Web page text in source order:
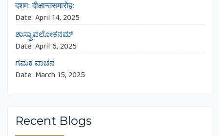
दशमः दीक्षान्तसमारोहः
Date: April 14, 2025
ಶಾಸ್ತ್ರಾವಲೋಕನಮ್
Date: April 6, 2025
ಗಮಕ ವಾಚನ
Date: March 15, 2025
Recent Blogs